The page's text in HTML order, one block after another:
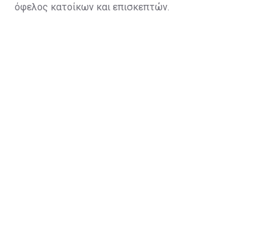
όφελος κατοίκων και επισκεπτών.